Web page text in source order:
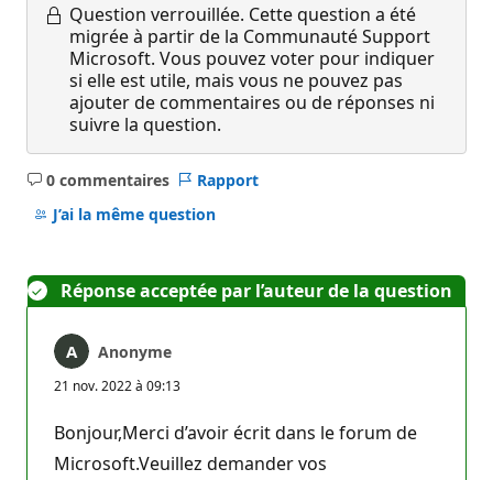
Question verrouillée. Cette question a été
migrée à partir de la Communauté Support
Microsoft. Vous pouvez voter pour indiquer
si elle est utile, mais vous ne pouvez pas
ajouter de commentaires ou de réponses ni
suivre la question.
0 commentaires
Aucun
commentaire
Rapport
J’ai la même question
Réponse acceptée par l’auteur de la question
Anonyme
21 nov. 2022 à 09:13
Bonjour,Merci d’avoir écrit dans le forum de
Microsoft.Veuillez demander vos